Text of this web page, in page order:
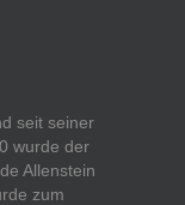
seit seiner
wurde der
Allenstein
zum